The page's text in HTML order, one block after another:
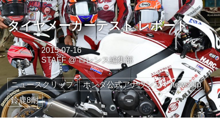
タイヤメーカーテスト レポート
2015-07-16
STAFF@ロレンス編集部
ニュースクリップ ホンダ公式アナウンス
newsclip
鈴鹿8耐